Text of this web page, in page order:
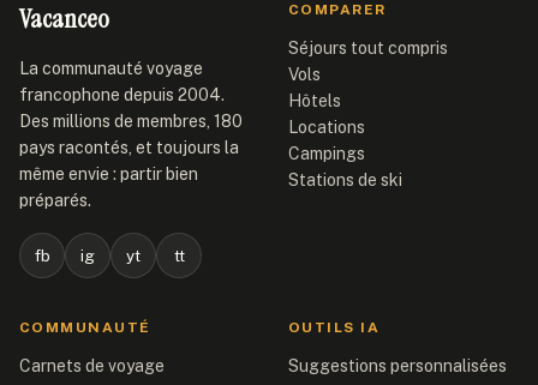
Vacanceo
La communauté voyage
francophone depuis 2004.
Des millions de membres, 180
pays racontés, et toujours la
même envie : partir bien
préparés.
fb ig yt tt
COMPARER
Séjours tout compris
Vols
Hôtels
Locations
Campings
Stations de ski
COMMUNAUTÉ
Carnets de voyage
OUTILS IA
Suggestions personnalisées